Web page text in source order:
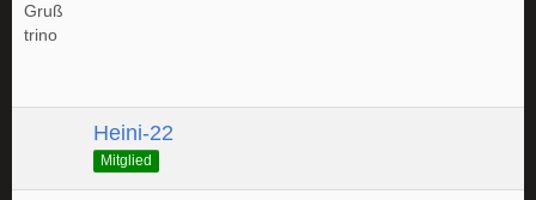
Gruß
trino
Heini-22
Mitglied